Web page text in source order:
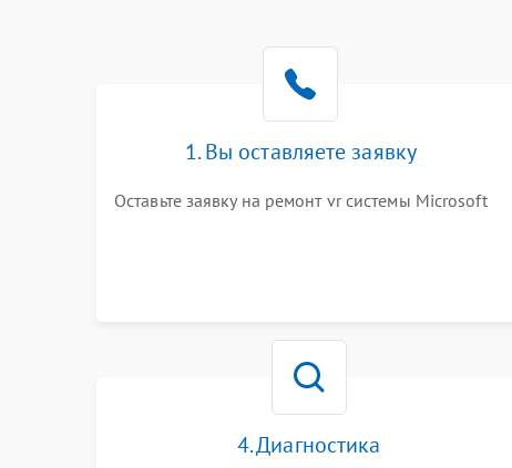
1. Вы оставляете заявку
Оставьте заявку на ремонт vr системы Microsoft
4. Диагностика